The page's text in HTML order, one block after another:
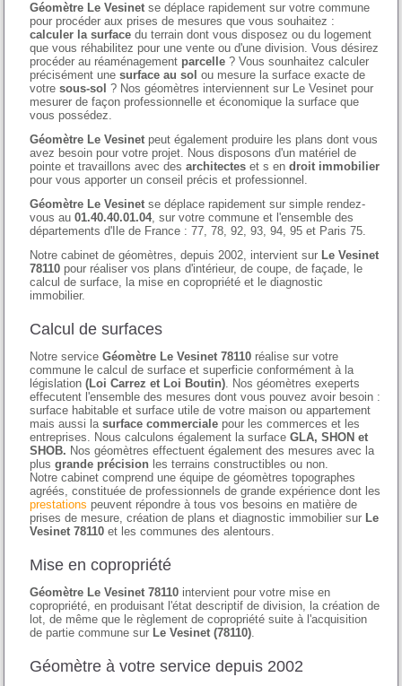
Géomètre Le Vesinet se déplace rapidement sur votre commune
pour procéder aux prises de mesures que vous souhaitez :
calculer la surface du terrain dont vous disposez ou du logement
que vous réhabilitez pour une vente ou d'une division. Vous désirez
procéder au réaménagement parcelle ? Vous sounhaitez calculer
précisément unesurface au sol ou mesure la surface exacte de
votresous-sol ? Nos géomètres interviennent sur Le Vesinet pour
mesurer de façon professionnelle et économique la surface que
vous possédez.
Géomètre Le Vesinet peut également produire les plans dont vous
avez besoin pour votre projet. Nous disposons d'un matériel de
pointe et travaillons avec desarchitectes et s endroit immobilier
pour vous apporter un conseil précis et professionnel.
Géomètre Le Vesinet se déplace rapidement sur simple rendez-
vous au01.40.40.01.04, sur votre commune et l'ensemble des
départements d'Ile de France : 77, 78, 92, 93, 94, 95 et Paris 75.
Notre cabinet de géomètres, depuis 2002, intervient sur Le Vesinet
78110 pour réaliser vos plans d'intérieur, de coupe, de façade, le
calcul de surface, la mise en copropriété et le diagnostic
immobilier.
Calcul de surfaces
Notre serviceGéomètre Le Vesinet 78110 réalise sur votre
commune le calcul de surface et superficie conformément à la
législation(Loi Carrez et Loi Boutin). Nos géomètres exeperts
effecutent l'ensemble des mesures dont vous pouvez avoir besoin :
surface habitable et surface utile de votre maison ou appartement
mais aussi lasurface commerciale pour les commerces et les
entreprises. Nous calculons également la surfaceGLA, SHON et
SHOB. Nos géomètres effectuent également des mesures avec la
plusgrande précision les terrains constructibles ou non.
Notre cabinet comprend une équipe de géomètres topographes
agréés, constituée de professionnels de grande expérience dont les
prestations peuvent répondre à tous vos besoins en matière de
prises de mesure, création de plans et diagnostic immobilier sur Le
Vesinet 78110 et les communes des alentours.
Mise en copropriété
Géomètre Le Vesinet 78110 intervient pour votre mise en
copropriété, en produisant l'état descriptif de division, la création de
lot, de même que le règlement de copropriété suite à l'acquisition
de partie commune sur Le Vesinet (78110).
Géomètre à votre service depuis 2002